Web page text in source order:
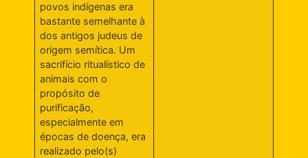
povos indígenas era
bastante semelhante à
dos antigos judeus de
origem semítica. Um
sacrifício ritualístico de
animais com o
propósito de
purificação,
especialmente em
épocas de doença, era
realizado pelo(s)